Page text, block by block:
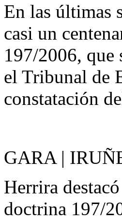
En las últimas
casi un
197/2006, que
el Tribunal de
constatación
GARA |
Herrira
doctrina 197/